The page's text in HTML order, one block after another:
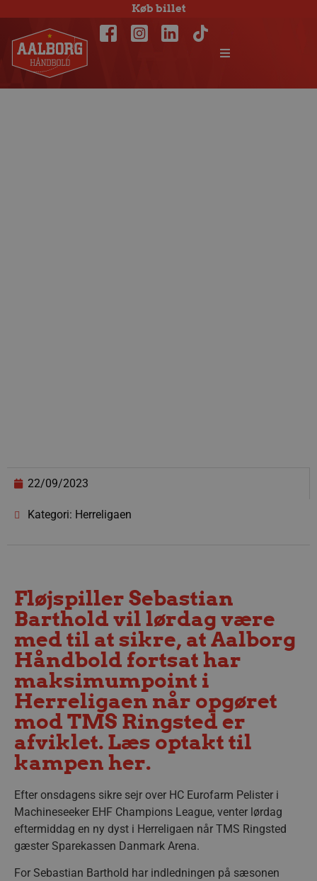
Køb billet
22/09/2023
Kategori: Herreligaen
Fløjspiller Sebastian
Barthold vil lørdag være
med til at sikre, at Aalborg
Håndbold fortsat har
maksimumpoint i
Herreligaen når opgøret
mod TMS Ringsted er
afviklet. Læs optakt til
kampen her.
Efter onsdagens sikre sejr over HC Eurofarm Pelister i
Machineseeker EHF Champions League, venter lørdag
eftermiddag en ny dyst i Herreligaen når TMS Ringsted
gæster Sparekassen Danmark Arena.
For Sebastian Barthold har indledningen på sæsonen